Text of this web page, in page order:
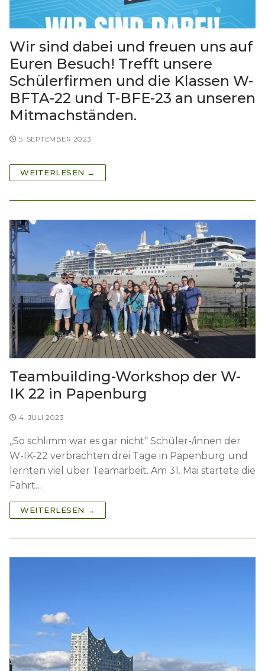
Wir sind dabei und freuen uns auf
Euren Besuch! Trefft unsere
Schülerfirmen und die Klassen W-
BFTA-22 und T-BFE-23 an unseren
Mitmachständen.
5. SEPTEMBER 2023
WEITERLESEN →
Teambuilding-Workshop der W-
IK 22 in Papenburg
4. JULI 2023
„So schlimm war es gar nicht“ Schüler-/innen der
W-IK-22 verbrachten drei Tage in Papenburg und
lernten viel über Teamarbeit. Am 31. Mai startete die
Fahrt…
WEITERLESEN →